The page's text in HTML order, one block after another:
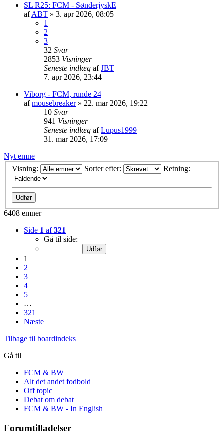
SL R25: FCM - SønderjyskE
afABT » 3. apr 2026, 08:05
1
2
3
32 Svar
2853 Visninger
Seneste indlæg afJBT
7. apr 2026, 23:44
Viborg - FCM, runde 24
afmousebreaker» 22. mar 2026, 19:22
10 Svar
941 Visninger
Seneste indlæg afLupus1999
31. mar 2026, 17:09
Nyt emne
Visning:
Sorter efter: Retning:
6408 emner
Side 1 af321
Gå til side:
1
2
3
4
5
…
321
Næste
Tilbage til boardindeks
Gå til
FCM & BW
Alt det andet fodbold
Off topic
Debat om debat
FCM & BW - In English
Forumtilladelser